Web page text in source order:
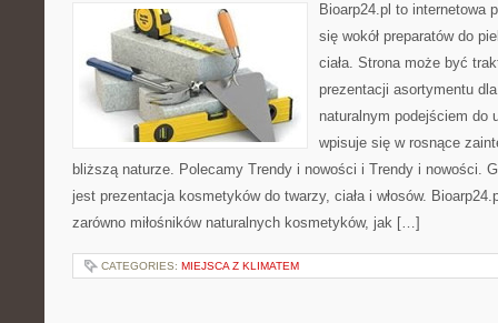
Bioarp24.pl to internetowa
się wokół preparatów do
ciała. Strona może być
prezentacji asortymentu
naturalnym podejściem do
wpisuje się w rosnące
bliższą naturze. Polecamy Trendy i nowości i Trendy i nowości.
jest prezentacja kosmetyków do twarzy, ciała i włosów.
zarówno miłośników naturalnych kosmetyków, jak […]
CATEGORIES: MIEJSCA Z KLIMATEM